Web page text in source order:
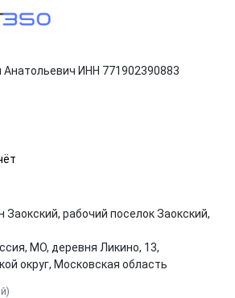
Анатольевич ИНН 771902390883
Заокский, рабочий поселок Заокский,
МО, деревня Ликино, 13,
округ, Московская область